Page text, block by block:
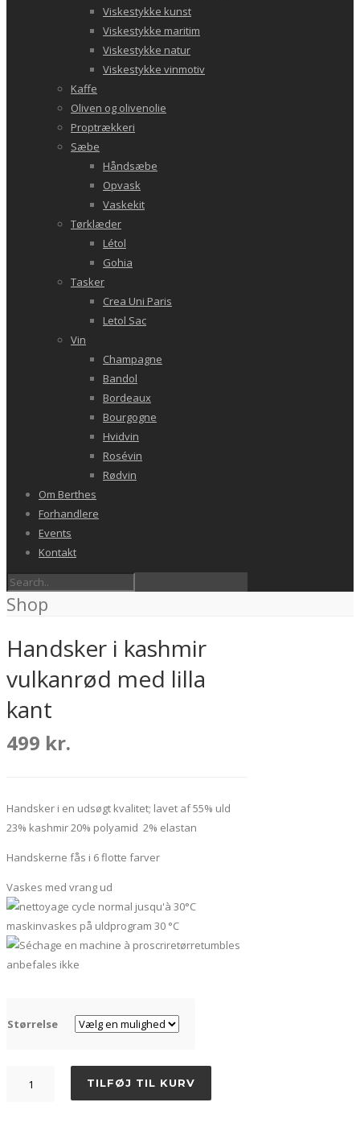
Viskestykke kunst
Viskestykke maritim
Viskestykke natur
Viskestykke vinmotiv
Kaffe
Oliven og olivenolie
Proptrækkeri
Sæbe
Håndsæbe
Opvask
Vaskekit
Tørklæder
Létol
Gohia
Tasker
Crea Uni Paris
Letol Sac
Vin
Champagne
Bandol
Bordeaux
Bourgogne
Hvidvin
Rosévin
Rødvin
Om Berthes
Forhandlere
Events
Kontakt
Shop
Handsker i kashmir
vulkanrød med lilla
kant
499 kr.
Handsker i en udsøgt kvalitet; lavet af 55% uld
23% kashmir 20% polyamid 2% elastan
Handskerne fås i 6 flotte farver
Vaskes med vrang ud
maskinvaskes på uldprogram 30 °C
tørretumbles
anbefales ikke
Størrelse
TILFØJ TIL KURV